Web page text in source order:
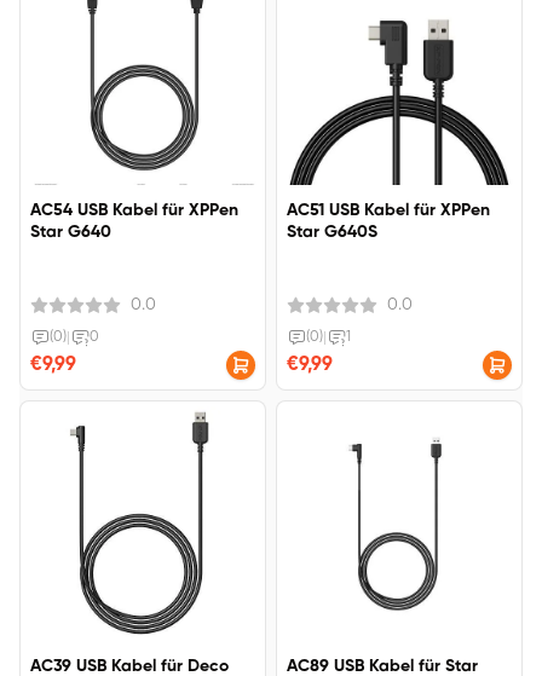
AC54 USB Kabel für XPPen
Star G640
0.0
(0) 0
€9,99
AC51 USB Kabel für XPPen
Star G640S
0.0
(0) 1
€9,99
AC39 USB Kabel für Deco
AC89 USB Kabel für Star